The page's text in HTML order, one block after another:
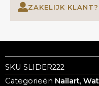
ZAKELIJK KLANT?
SKU SLIDER222
Categorieën Nailart,